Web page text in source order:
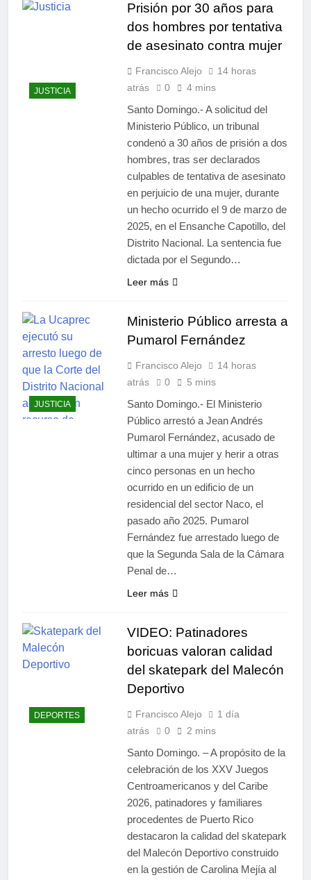
JUSTICIA
Prisión por 30 años para
dos hombres por tentativa
de asesinato contra mujer
Francisco Alejo
14 horas
atrás
0 4 mins
Santo Domingo.- A solicitud del
Ministerio Público, un tribunal
condenó a 30 años de prisión a dos
hombres, tras ser declarados
culpables de tentativa de asesinato
en perjuicio de una mujer, durante
un hecho ocurrido el 9 de marzo de
2025, en el Ensanche Capotillo, del
Distrito Nacional. La sentencia fue
dictada por el Segundo…
Leer más
JUSTICIA
Ministerio Público arresta a
Pumarol Fernández
Francisco Alejo
14 horas
atrás
0 5 mins
Santo Domingo.- El Ministerio
Público arrestó a Jean Andrés
Pumarol Fernández, acusado de
ultimar a una mujer y herir a otras
cinco personas en un hecho
ocurrido en un edificio de un
residencial del sector Naco, el
pasado año 2025. Pumarol
Fernández fue arrestado luego de
que la Segunda Sala de la Cámara
Penal de…
Leer más
DEPORTES
VIDEO: Patinadores
boricuas valoran calidad
del skatepark del Malecón
Deportivo
Francisco Alejo
1 día
atrás
0 2 mins
Santo Domingo. – A propósito de la
celebración de los XXV Juegos
Centroamericanos y del Caribe
2026, patinadores y familiares
procedentes de Puerto Rico
destacaron la calidad del skatepark
del Malecón Deportivo construido
en la gestión de Carolina Mejía al